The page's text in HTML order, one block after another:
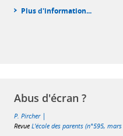
Plus d'information...
Abus d'écran ?
P. Pircher |
RevueL'école des parents (n°595,